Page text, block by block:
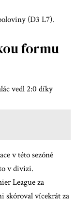
(D3 L7).
formu
vedl 2:0 díky
v této sezóně
v divizi.
League za
skóroval vícekrát za